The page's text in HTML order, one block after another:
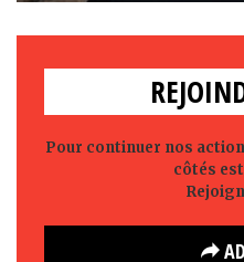
Pour continuer nos
côtés